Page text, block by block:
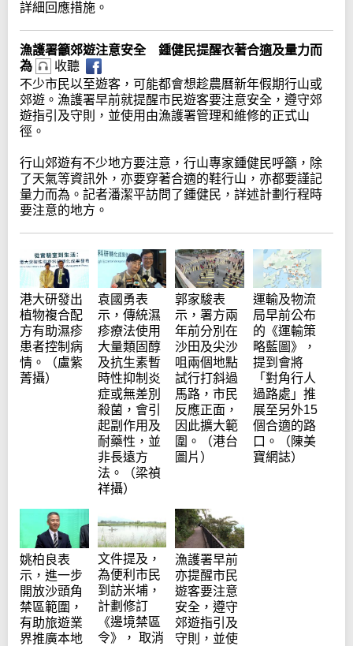
詳細回應措施。
漁護署籲郊遊注意安全 鍾健民提醒衣著合適及量力而
為
收聽
不少市民以至遊客，可能都會想趁農曆新年假期行山或
郊遊。漁護署早前就提醒市民遊客要注意安全，遵守郊
遊指引及守則，並使用由漁護署管理和維修的正式山
徑。
行山郊遊有不少地方要注意，行山專家鍾健民呼籲，除
了天氣等資訊外，亦要穿著合適的鞋行山，亦都要謹記
量力而為。記者潘潔平訪問了鍾健民，詳述計劃行程時
要注意的地方。
港大研發出
植物複合配
方有助濕疹
患者控制病
情。（盧紫
菁攝）
袁國勇表
示，傳統濕
疹療法使用
大量類固醇
及抗生素暫
時性抑制炎
症或無差別
殺菌，會引
起副作用及
耐藥性，並
非長遠方
法。（梁禎
祥攝）
郭家駿表
示，署方兩
年前分別在
沙田及尖沙
咀兩個地點
試行打斜過
馬路，市民
反應正面，
因此擴大範
圍。（港台
圖片）
運輸及物流
局早前公布
的《運輸策
略藍圖》，
提到會將
「對角行人
過路處」推
展至另外15
個合適的路
口。（陳美
寶網誌）
姚柏良表
示，進一步
開放沙頭角
禁區範圍，
有助旅遊業
界推廣本地
文件提及，
為便利市民
到訪米埔，
計劃修訂
《邊境禁區
令》， 取消
漁護署早前
亦提醒市民
遊客要注意
安全，遵守
郊遊指引及
守則，並使